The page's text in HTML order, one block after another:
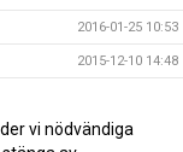
2016-01-25 10:53
2015-12-10 14:48
2015-10-05 13:04
vi nödvändiga